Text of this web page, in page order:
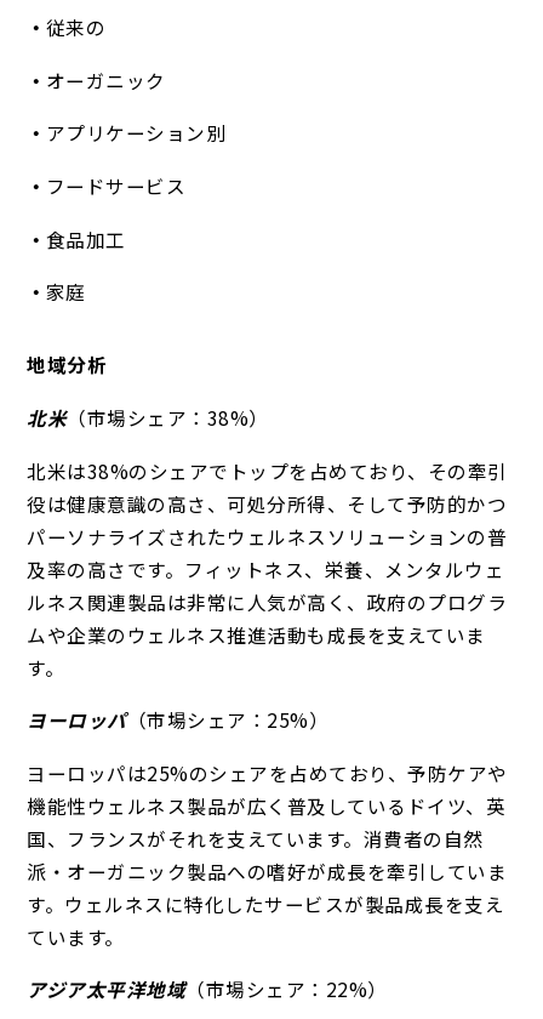
従来の
オーガニック
アプリケーション別
フードサービス
食品加工
家庭
地域分析
北米（市場シェア：38%）
北米は38%のシェアでトップを占めており、その牽引
役は健康意識の高さ、可処分所得、そして予防的かつ
パーソナライズされたウェルネスソリューションの普
及率の高さです。フィットネス、栄養、メンタルウェ
ルネス関連製品は非常に人気が高く、政府のプログラ
ムや企業のウェルネス推進活動も成長を支えていま
す。
ヨーロッパ（市場シェア：25%）
ヨーロッパは25%のシェアを占めており、予防ケアや
機能性ウェルネス製品が広く普及しているドイツ、英
国、フランスがそれを支えています。消費者の自然
派・オーガニック製品への嗜好が成長を牽引していま
す。ウェルネスに特化したサービスが製品成長を支え
ています。
アジア太平洋地域（市場シェア：22%）